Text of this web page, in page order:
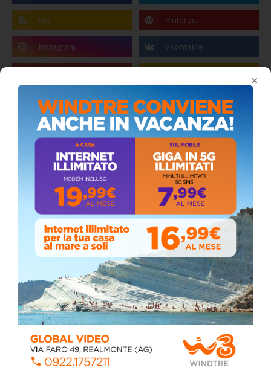
×
Coronavirus: messaggio del Sindaco Zambito
ai cittadini
Domenica, Novembre 22, 2020
Circolo della stampa, terzo appuntamento
con il giornalista Giacinto Pipitone
Martedì, Agosto 04, 2026
Elezioni a Siculiana, in testa candidato
sindaco Zambito
Lunedì, Ottobre 05, 2020
📅 ESTATE MEDITERRANEA 2026 – COMUNE DI
SICULIANA
July 24, 2026
Siculiana, concerto del 1° Maggio 2026 in
Campagna
April 14, 2026